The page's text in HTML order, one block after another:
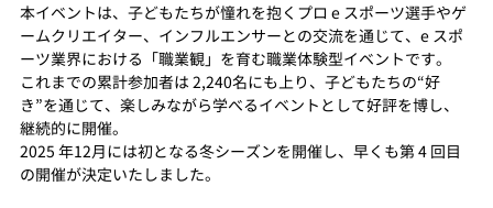
本イベントは、子どもたちが憧れを抱くプロ e スポーツ選手やゲ
ームクリエイター、インフルエンサーとの交流を通じて、e スポ
ーツ業界における「職業観」を育む職業体験型イベントです。
これまでの累計参加者は 2,240名にも上り、子どもたちの“好
き”を通じて、楽しみながら学べるイベントとして好評を博し、
継続的に開催。
2025 年12月には初となる冬シーズンを開催し、早くも第 4 回目
の開催が決定いたしました。